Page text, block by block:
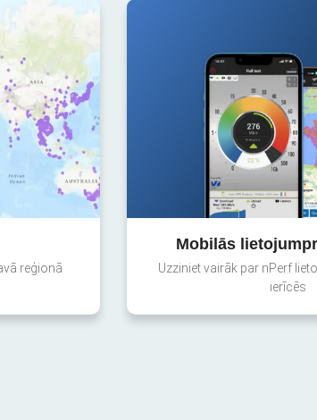
reģionā
Mobilās
Uzziniet vairāk par nPerf
ierīcēs